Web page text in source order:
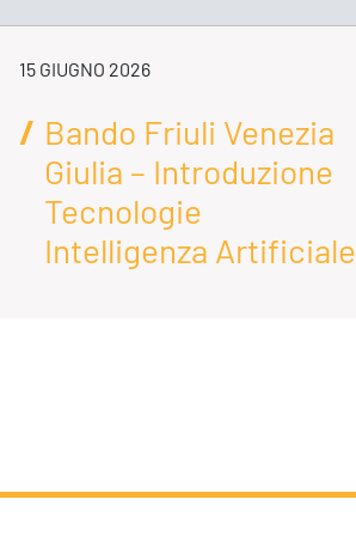
15 GIUGNO 2026
Bando Friuli Venezia
Giulia – Introduzione
Tecnologie
Intelligenza Artificiale